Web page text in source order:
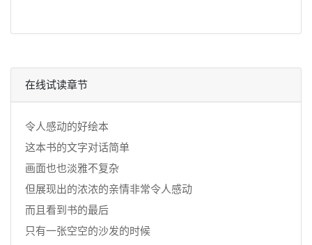
在线试读章节
令人感动的好绘本
这本书的文字对话简单
画面也也淡雅不复杂
但展现出的浓浓的亲情非常令人感动
而且看到书的最后
只有一张空空的沙发的时候